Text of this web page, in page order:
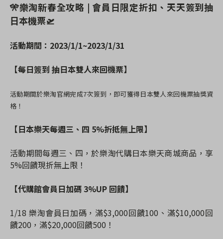
🎌樂淘新春全攻略 | 會員日限定折扣、天天簽到抽
日本機票🛫
活動期間：2023/1/1~2023/1/31
【每日簽到 抽日本雙人來回機票】
活動期間於樂淘官網完成7次簽到，即可獲得日本雙人來回機票抽獎資
格！
【日本樂天每週三、四 5%折抵無上限】
活動期間每週三、四，於樂淘代購日本樂天商城商品，享
5%回饋現折無上限！
【代購館會員日加碼 3%UP 回饋】
1/18 樂淘會員日加碼，滿$3,000回饋100、滿$10,000回
饋200，滿$20,000回饋500！